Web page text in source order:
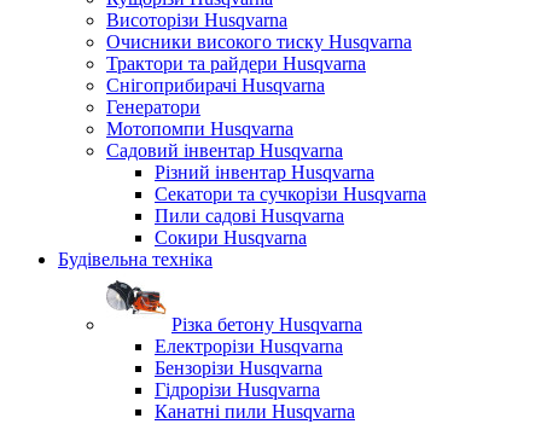
Висоторізи Husqvarna
Очисники високого тиску Husqvarna
Трактори та райдери Husqvarna
Снігоприбирачі Husqvarna
Генератори
Мотопомпи Husqvarna
Садовий інвентар Husqvarna
Різний інвентар Husqvarna
Секатори та сучкорізи Husqvarna
Пили садові Husqvarna
Сокири Husqvarna
Будівельна техніка
Різка бетону Husqvarna
Електрорізи Husqvarna
Бензорізи Husqvarna
Гідрорізи Husqvarna
Канатні пили Husqvarna